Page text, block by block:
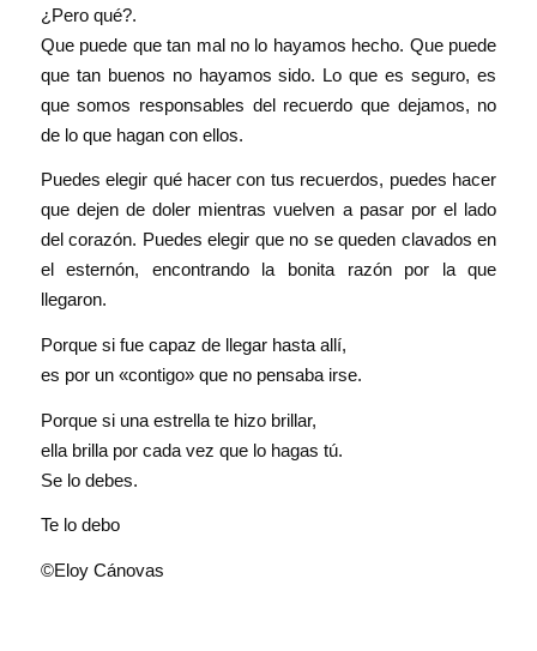
¿Pero qué?.
Que puede que tan mal no lo hayamos hecho. Que puede
que tan buenos no hayamos sido. Lo que es seguro, es
que somos responsables del recuerdo que dejamos, no
de lo que hagan con ellos.
Puedes elegir qué hacer con tus recuerdos, puedes hacer
que dejen de doler mientras vuelven a pasar por el lado
del corazón. Puedes elegir que no se queden clavados en
el esternón, encontrando la bonita razón por la que
llegaron.
Porque si fue capaz de llegar hasta allí,
es por un «contigo» que no pensaba irse.
Porque si una estrella te hizo brillar,
ella brilla por cada vez que lo hagas tú.
Se lo debes.
Te lo debo
©Eloy Cánovas